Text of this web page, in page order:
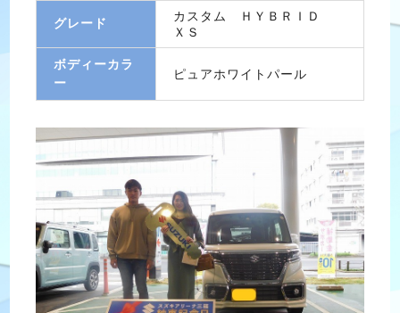
グレード
カスタム ＨＹＢＲＩＤ
ＸＳ
ボディーカラ
ー
ピュアホワイトパール